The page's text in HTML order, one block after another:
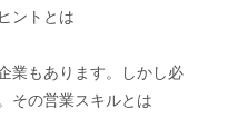
ントとは
業もあります。しかし必
その営業スキルとは